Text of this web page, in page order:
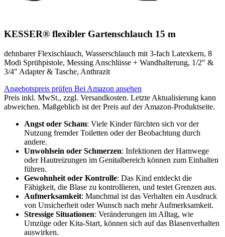
KESSER® flexibler Gartenschlauch 15 m
dehnbarer Flexischlauch, Wasserschlauch mit 3-fach Latexkern, 8
Modi Sprühpistole, Messing Anschlüsse + Wandhalterung, 1/2" &
3/4" Adapter & Tasche, Anthrazit
Angebotspreis prüfen Bei Amazon ansehen
Preis inkl. MwSt., zzgl. Versandkosten. Letzte Aktualisierung kann
abweichen. Maßgeblich ist der Preis auf der Amazon-Produktseite.
Angst oder Scham: Viele Kinder fürchten sich vor der
Nutzung fremder Toiletten oder der Beobachtung durch
andere.
Unwohlsein oder Schmerzen: Infektionen der Harnwege
oder Hautreizungen im Genitalbereich können zum Einhalten
führen.
Gewohnheit oder Kontrolle: Das Kind entdeckt die
Fähigkeit, die Blase zu kontrollieren, und testet Grenzen aus.
Aufmerksamkeit: Manchmal ist das Verhalten ein Ausdruck
von Unsicherheit oder Wunsch nach mehr Aufmerksamkeit.
Stressige Situationen: Veränderungen im Alltag, wie
Umzüge oder Kita-Start, können sich auf das Blasenverhalten
auswirken.